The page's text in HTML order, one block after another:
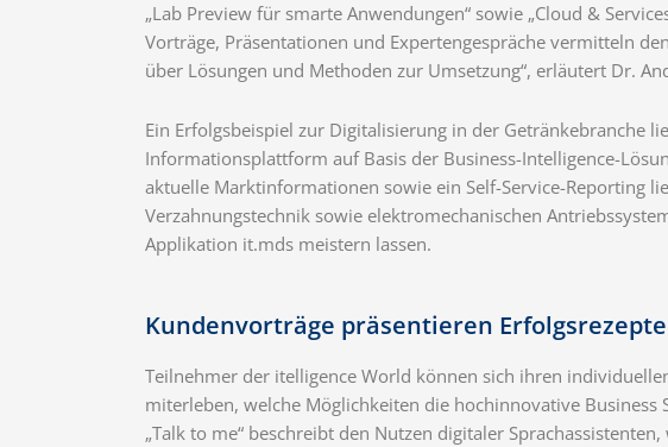
„Lab Preview für smarte Anwendungen“ sowie „Cloud &
Vorträge, Präsentationen und Expertengespräche vermitteln
über Lösungen und Methoden zur Umsetzung“, erläutert Dr.
Ein Erfolgsbeispiel zur Digitalisierung in der Getränkebranche
Informationsplattform auf Basis der Business-Intelligence-
aktuelle Marktinformationen sowie ein Self-Service-Reporting
Verzahnungstechnik sowie elektromechanischen
Applikation it.mds meistern lassen.
Kundenvorträge präsentieren Erfolgsrezepte
Teilnehmer der itelligence World können sich ihren
miterleben, welche Möglichkeiten die hochinnovative Business
„Talk to me“ beschreibt den Nutzen digitaler